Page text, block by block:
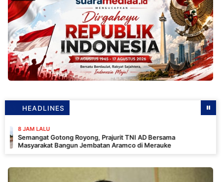
HEADLINES
Gotong Royong, Prajurit TNI AD Bersama
Bangun Jembatan Aramco di Merauke